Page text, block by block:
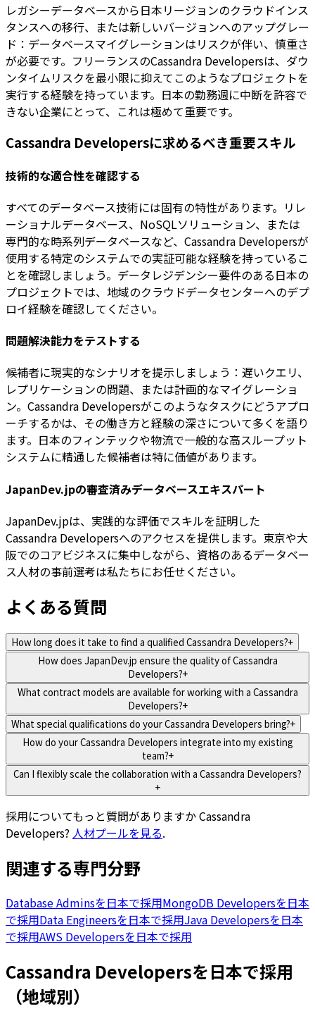
レガシーデータベースから日本リージョンのクラウドインス
タンスへの移行、または新しいバージョンへのアップグレー
ド：データベースマイグレーションはリスクが伴い、慎重さ
が必要です。フリーランスのCassandra Developersは、ダウ
ンタイムリスクを最小限に抑えてこのようなプロジェクトを
実行する経験を持っています。日本の勤務週に中断を許容で
きない企業にとって、これは極めて重要です。
Cassandra Developersに求めるべき重要スキル
技術的な適合性を確認する
すべてのデータベース技術には固有の特性があります。リレ
ーショナルデータベース、NoSQLソリューション、または
専門的な時系列データベースなど、Cassandra Developersが
使用する特定のシステムでの実証可能な経験を持っているこ
とを確認しましょう。データレジデンシー要件のある日本の
プロジェクトでは、地域のクラウドデータセンターへのデプ
ロイ経験を確認してください。
問題解決能力をテストする
候補者に現実的なシナリオを提示しましょう：遅いクエリ、
レプリケーションの問題、または計画的なマイグレーショ
ン。Cassandra Developersがこのようなタスクにどうアプロ
ーチするかは、その働き方と経験の深さについて多くを語り
ます。日本のフィンテックや物流で一般的な高スループット
システムに精通した候補者は特に価値があります。
JapanDev.jpの審査済みデータベースエキスパート
JapanDev.jpは、実践的な評価でスキルを証明した
Cassandra Developersへのアクセスを提供します。東京や大
阪でのコアビジネスに集中しながら、資格のあるデータベー
ス人材の事前選考は私たちにお任せください。
よくある質問
How long does it take to find a qualified Cassandra Developers?+
How does JapanDev.jp ensure the quality of Cassandra
Developers?+
What contract models are available for working with a Cassandra
Developers?+
What special qualifications do your Cassandra Developers bring?+
How do your Cassandra Developers integrate into my existing
team?+
Can I flexibly scale the collaboration with a Cassandra Developers?
+
採用についてもっと質問がありますかCassandra
Developers? 人材プールを見る.
関連する専門分野
Database Adminsを日本で採用MongoDB Developersを日本
で採用Data Engineersを日本で採用Java Developersを日本
で採用AWS Developersを日本で採用
Cassandra Developersを日本で採用
（地域別）